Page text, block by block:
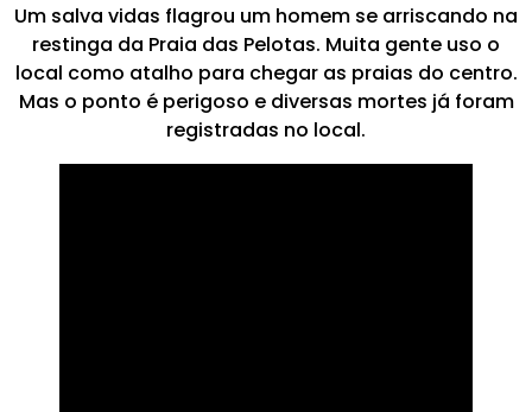
Um salva vidas flagrou um homem se arriscando na
restinga da Praia das Pelotas. Muita gente uso o
local como atalho para chegar as praias do centro.
Mas o ponto é perigoso e diversas mortes já foram
registradas no local.